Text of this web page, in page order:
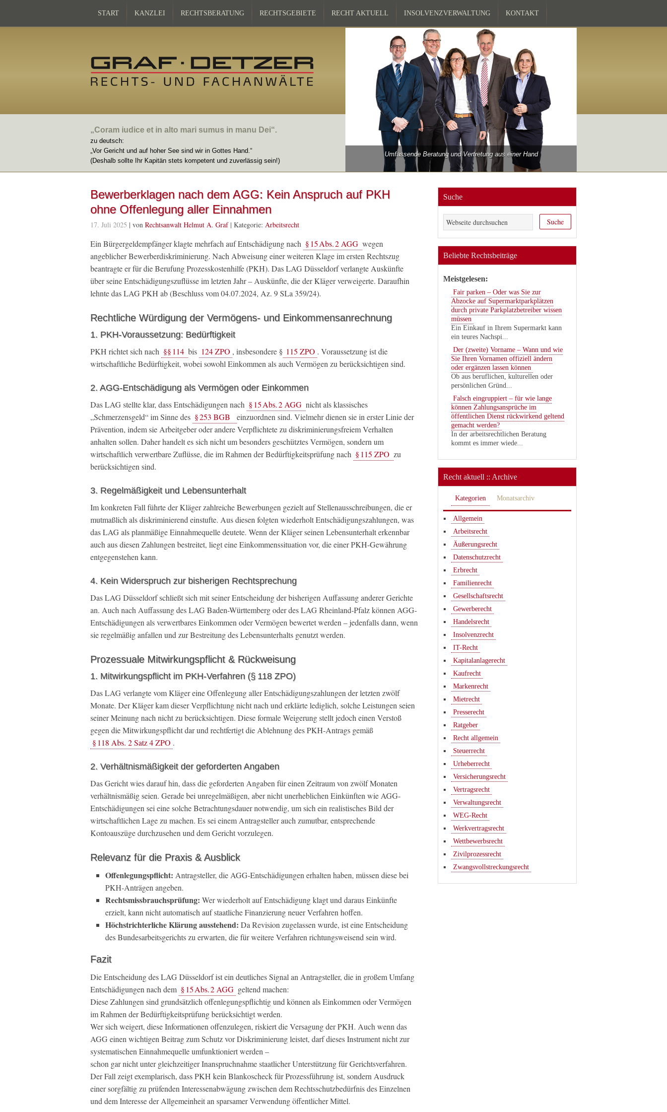
START KANZLEI RECHTSBERATUNG RECHTSGEBIETE RECHT AKTUELL INSOLVENZVERWALTUNG KONTAKT
„Coram iudice et in alto mari sumus in manu Dei“.
zu deutsch:
„Vor Gericht und auf hoher See sind wir in Gottes Hand.“
(Deshalb sollte Ihr Kapitän stets kompetent und zuverlässig sein!)
Umfassende Beratung und Vertretung aus einer Hand
Bewerberklagen nach dem AGG: Kein Anspruch auf PKH
ohne Offenlegung aller Einnahmen
17. Juli 2025 | von Rechtsanwalt Helmut A. Graf| Kategorie: Arbeitsrecht
Ein Bürgergeldempfänger klagte mehrfach auf Entschädigung nach § 15 Abs. 2 AGG wegen
angeblicher Bewerberdiskriminierung. Nach Abweisung einer weiteren Klage im ersten Rechtszug
beantragte er für die Berufung Prozesskostenhilfe (PKH). Das LAG Düsseldorf verlangte Auskünfte
über seine Entschädigungszuflüsse im letzten Jahr – Auskünfte, die der Kläger verweigerte. Daraufhin
lehnte das LAG PKH ab (Beschluss vom 04.07.2024, Az. 9 SLa 359/24).
Rechtliche Würdigung der Vermögens- und Einkommensanrechnung
1. PKH-Voraussetzung: Bedürftigkeit
PKH richtet sich nach §§ 114 bis 124 ZPO , insbesondere § 115 ZPO . Voraussetzung ist die
wirtschaftliche Bedürftigkeit, wobei sowohl Einkommen als auch Vermögen zu berücksichtigen sind.
2. AGG-Entschädigung als Vermögen oder Einkommen
Das LAG stellte klar, dass Entschädigungen nach § 15 Abs. 2 AGG nicht als klassisches
„Schmerzensgeld“ im Sinne des § 253 BGB
einzuordnen sind. Vielmehr dienen sie in erster Linie der
Prävention, indem sie Arbeitgeber oder andere Verpflichtete zu diskriminierungsfreiem Verhalten
anhalten sollen. Daher handelt es sich nicht um besonders geschütztes Vermögen, sondern um
wirtschaftlich verwertbare Zuflüsse, die im Rahmen der Bedürftigkeitsprüfung nach § 115 ZPO zu
berücksichtigen sind.
3. Regelmäßigkeit und Lebensunterhalt
Im konkreten Fall führte der Kläger zahlreiche Bewerbungen gezielt auf Stellenausschreibungen, die er
mutmaßlich als diskriminierend einstufte. Aus diesen folgten wiederholt Entschädigungszahlungen, was
das LAG als planmäßige Einnahmequelle deutete. Wenn der Kläger seinen Lebensunterhalt erkennbar
auch aus diesen Zahlungen bestreitet, liegt eine Einkommenssituation vor, die einer PKH-Gewährung
entgegenstehen kann.
4. Kein Widerspruch zur bisherigen Rechtsprechung
Das LAG Düsseldorf schließt sich mit seiner Entscheidung der bisherigen Auffassung anderer Gerichte
an. Auch nach Auffassung des LAG Baden-Württemberg oder des LAG Rheinland-Pfalz können AGG-
Entschädigungen als verwertbares Einkommen oder Vermögen bewertet werden – jedenfalls dann, wenn
sie regelmäßig anfallen und zur Bestreitung des Lebensunterhalts genutzt werden.
Prozessuale Mitwirkungspflicht & Rückweisung
1. Mitwirkungspflicht im PKH-Verfahren (§ 118 ZPO)
Das LAG verlangte vom Kläger eine Offenlegung aller Entschädigungszahlungen der letzten zwölf
Monate. Der Kläger kam dieser Verpflichtung nicht nach und erklärte lediglich, solche Leistungen seien
seiner Meinung nach nicht zu berücksichtigen. Diese formale Weigerung stellt jedoch einen Verstoß
gegen die Mitwirkungspflicht dar und rechtfertigt die Ablehnung des PKH-Antrags gemäß
§ 118 Abs. 2 Satz 4 ZPO .
2. Verhältnismäßigkeit der geforderten Angaben
Das Gericht wies darauf hin, dass die geforderten Angaben für einen Zeitraum von zwölf Monaten
verhältnismäßig seien. Gerade bei unregelmäßigen, aber nicht unerheblichen Einkünften wie AGG-
Entschädigungen sei eine solche Betrachtungsdauer notwendig, um sich ein realistisches Bild der
wirtschaftlichen Lage zu machen. Es sei einem Antragsteller auch zumutbar, entsprechende
Kontoauszüge durchzusehen und dem Gericht vorzulegen.
Relevanz für die Praxis & Ausblick
Offenlegungspflicht: Antragsteller, die AGG-Entschädigungen erhalten haben, müssen diese bei
PKH-Anträgen angeben.
Rechtsmissbrauchsprüfung: Wer wiederholt auf Entschädigung klagt und daraus Einkünfte
erzielt, kann nicht automatisch auf staatliche Finanzierung neuer Verfahren hoffen.
Höchstrichterliche Klärung ausstehend: Da Revision zugelassen wurde, ist eine Entscheidung
des Bundesarbeitsgerichts zu erwarten, die für weitere Verfahren richtungsweisend sein wird.
Fazit
Die Entscheidung des LAG Düsseldorf ist ein deutliches Signal an Antragsteller, die in großem Umfang
Entschädigungen nach dem § 15 Abs. 2 AGG geltend machen:
Diese Zahlungen sind grundsätzlich offenlegungspflichtig und können als Einkommen oder Vermögen
im Rahmen der Bedürftigkeitsprüfung berücksichtigt werden.
Wer sich weigert, diese Informationen offenzulegen, riskiert die Versagung der PKH. Auch wenn das
AGG einen wichtigen Beitrag zum Schutz vor Diskriminierung leistet, darf dieses Instrument nicht zur
systematischen Einnahmequelle umfunktioniert werden –
schon gar nicht unter gleichzeitiger Inanspruchnahme staatlicher Unterstützung für Gerichtsverfahren.
Der Fall zeigt exemplarisch, dass PKH kein Blankoscheck für Prozessführung ist, sondern Ausdruck
einer sorgfältig zu prüfenden Interessenabwägung zwischen dem Rechtsschutzbedürfnis des Einzelnen
und dem Interesse der Allgemeinheit an sparsamer Verwendung öffentlicher Mittel.
Suche
Beliebte Rechtsbeiträge
Meistgelesen:
Fair parken – Oder was Sie zur
Abzocke auf Supermarktparkplätzen
durch private Parkplatzbetreiber wissen
müssen
Ein Einkauf in Ihrem Supermarkt kann
ein teures Nachspi...
Der (zweite) Vorname – Wann und wie
Sie Ihren Vornamen offiziell ändern
oder ergänzen lassen können
Ob aus beruflichen, kulturellen oder
persönlichen Gründ...
Falsch eingruppiert – für wie lange
können Zahlungsansprüche im
öffentlichen Dienst rückwirkend geltend
gemacht werden?
In der arbeitsrechtlichen Beratung
kommt es immer wiede...
Recht aktuell :: Archive
Kategorien Monatsarchiv
Allgemein
Arbeitsrecht
Äußerungsrecht
Datenschutzrecht
Erbrecht
Familienrecht
Gesellschaftsrecht
Gewerberecht
Handelsrecht
Insolvenzrecht
IT-Recht
Kapitalanlagerecht
Kaufrecht
Markenrecht
Mietrecht
Presserecht
Ratgeber
Recht allgemein
Steuerrecht
Urheberrecht
Versicherungsrecht
Vertragsrecht
Verwaltungsrecht
WEG-Recht
Werkvertragsrecht
Wettbewerbsrecht
Zivilprozessrecht
Zwangsvollstreckungsrecht